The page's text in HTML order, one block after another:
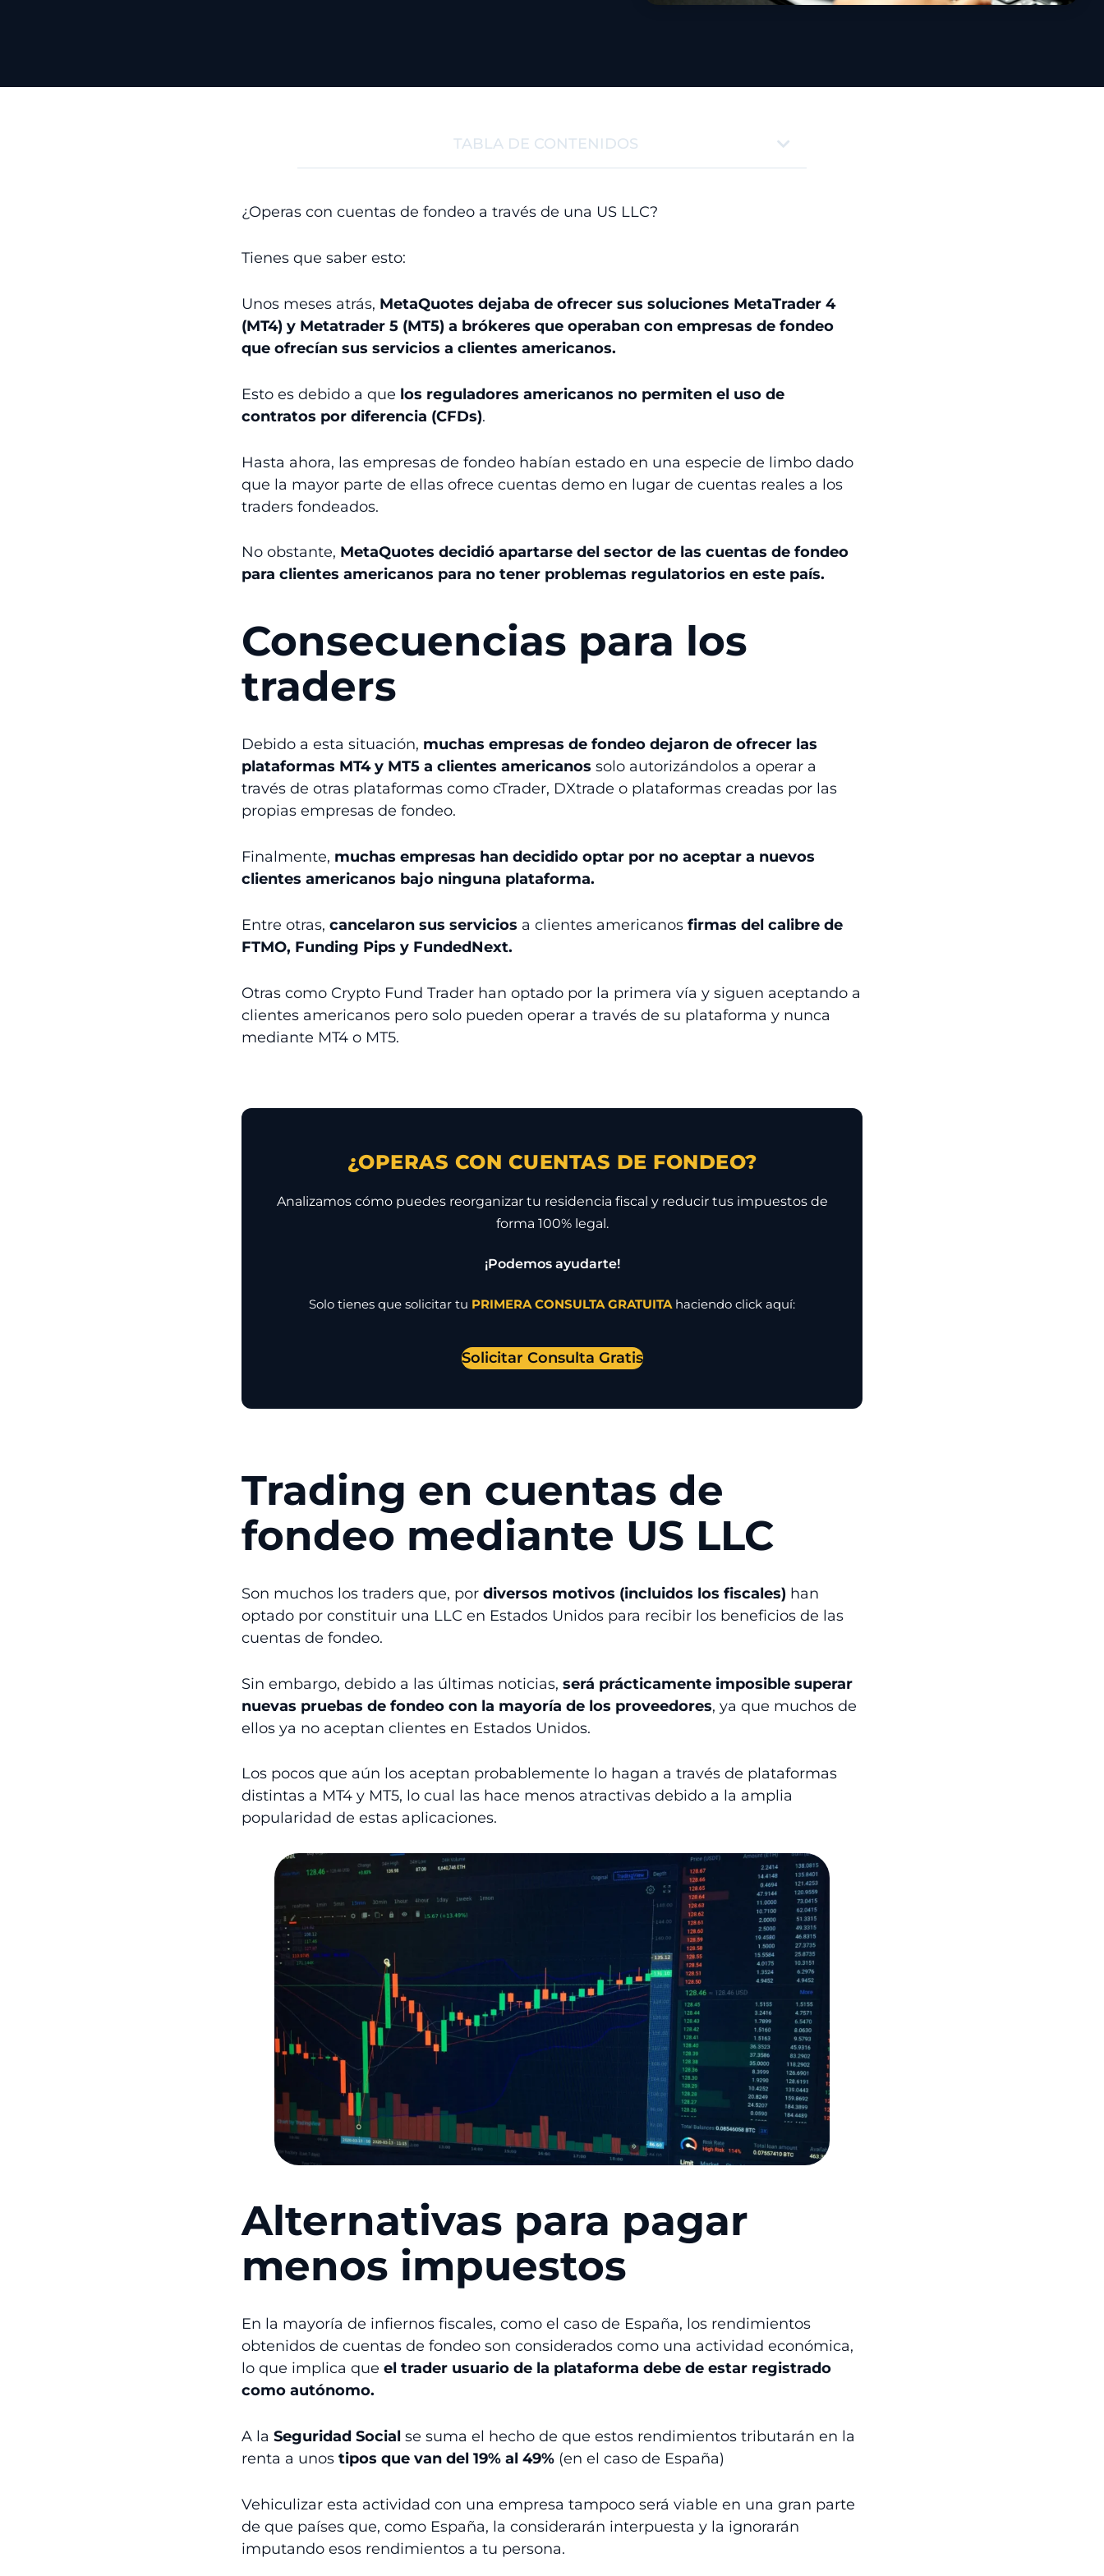
TABLA DE CONTENIDOS
¿Operas con cuentas de fondeo a través de una US LLC?
Tienes que saber esto:
Unos meses atrás, MetaQuotes dejaba de ofrecer sus soluciones MetaTrader 4
(MT4) y Metatrader 5 (MT5) a brókeres que operaban con empresas de fondeo
que ofrecían sus servicios a clientes americanos.
Esto es debido a que los reguladores americanos no permiten el uso de
contratos por diferencia (CFDs).
Hasta ahora, las empresas de fondeo habían estado en una especie de limbo dado
que la mayor parte de ellas ofrece cuentas demo en lugar de cuentas reales a los
traders fondeados.
No obstante, MetaQuotes decidió apartarse del sector de las cuentas de fondeo
para clientes americanos para no tener problemas regulatorios en este país.
Consecuencias para los
traders
Debido a esta situación, muchas empresas de fondeo dejaron de ofrecer las
plataformas MT4 y MT5 a clientes americanos solo autorizándolos a operar a
través de otras plataformas como cTrader, DXtrade o plataformas creadas por las
propias empresas de fondeo.
Finalmente, muchas empresas han decidido optar por no aceptar a nuevos
clientes americanos bajo ninguna plataforma.
Entre otras,cancelaron sus servicios a clientes americanos firmas del calibre de
FTMO, Funding Pips y FundedNext.
Otras como Crypto Fund Trader han optado por la primera vía y siguen aceptando a
clientes americanos pero solo pueden operar a través de su plataforma y nunca
mediante MT4 o MT5.
¿OPERAS CON CUENTAS DE FONDEO?
Analizamos cómo puedes reorganizar tu residencia fiscal y reducir tus impuestos de
forma 100% legal.
¡Podemos ayudarte!
Solo tienes que solicitar tu PRIMERA CONSULTA GRATUITAhaciendo click aquí:
Solicitar Consulta Gratis
Trading en cuentas de
fondeo mediante US LLC
Son muchos los traders que, pordiversos motivos (incluidos los fiscales) han
optado por constituir una LLC en Estados Unidos para recibir los beneficios de las
cuentas de fondeo.
Sin embargo, debido a las últimas noticias,será prácticamente imposible superar
nuevas pruebas de fondeo con la mayoría de los proveedores, ya que muchos de
ellos ya no aceptan clientes en Estados Unidos.
Los pocos que aún los aceptan probablemente lo hagan a través de plataformas
distintas a MT4 y MT5, lo cual las hace menos atractivas debido a la amplia
popularidad de estas aplicaciones.
Alternativas para pagar
menos impuestos
En la mayoría de infiernos fiscales, como el caso de España, los rendimientos
obtenidos de cuentas de fondeo son considerados como una actividad económica,
lo que implica queel trader usuario de la plataforma debe de estar registrado
como autónomo.
A laSeguridad Social se suma el hecho de que estos rendimientos tributarán en la
renta a unostipos que van del 19% al 49% (en el caso de España)
Vehiculizar esta actividad con una empresa tampoco será viable en una gran parte
de que países que, como España, la considerarán interpuesta y la ignorarán
imputando esos rendimientos a tu persona.